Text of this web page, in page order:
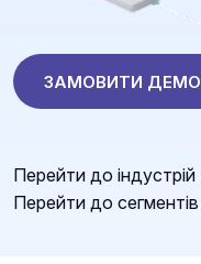
ЗАМОВИТИ ДЕМО
Перейти до індустрій
Перейти до сегментів